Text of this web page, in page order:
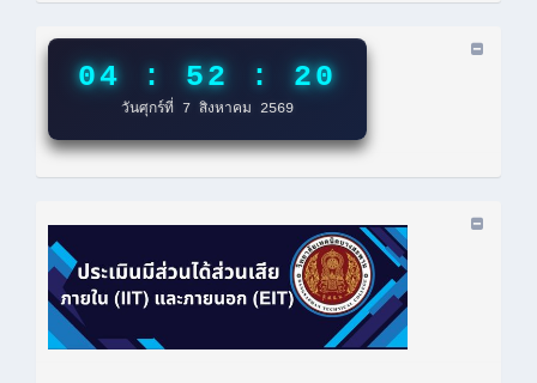
04 : 52 : 20
วันศุกร์ที่ 7 สิงหาคม 2569